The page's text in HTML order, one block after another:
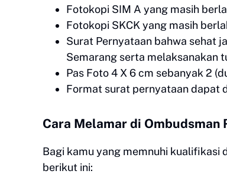
Fotokopi SIM A yang masih
Fotokopi SKCK yang masih
Surat Pernyataan bahwa sehat
Semarang serta melaksanakan
Pas Foto 4 X 6 cm sebanyak 2
Format surat pernyataan dapat
Cara Melamar di Ombudsman
Bagi kamu yang memnuhi kualifikasi
berikut ini: